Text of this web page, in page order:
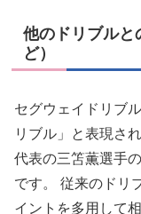
他のドリブルと
ど）
セグウェイドリブ
リブル」と表現さ
代表の三笘薫選手
です。 従来のドリ
イントを多用して